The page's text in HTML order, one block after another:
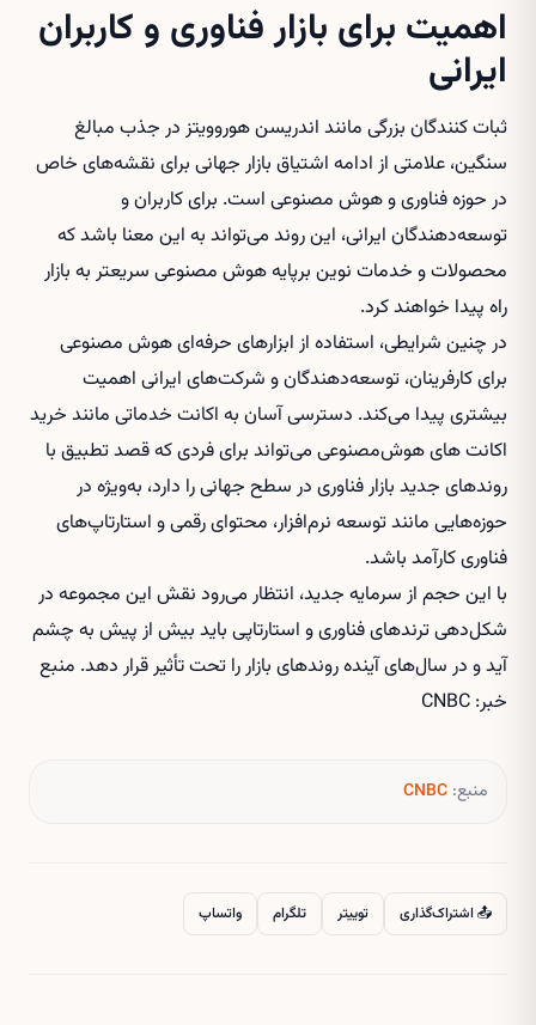
اهمیت برای بازار فناوری و کاربران
ایرانی
ثبات کنندگان بزرگی مانند اندریسن هوروویتز در جذب مبالغ
سنگین، علامتی از ادامه اشتیاق بازار جهانی برای نقشه‌های خاص
در حوزه فناوری و هوش مصنوعی است. برای کاربران و
توسعه‌دهندگان ایرانی، این روند می‌تواند به این معنا باشد که
محصولات و خدمات نوین برپایه هوش مصنوعی سریعتر به بازار
راه پیدا خواهند کرد.
در چنین شرایطی، استفاده از ابزارهای حرفه‌ای هوش مصنوعی
برای کارفرینان، توسعه‌دهندگان و شرکت‌های ایرانی اهمیت
بیشتری پیدا می‌کند. دسترسی آسان به اکانت خدماتی مانند خرید
اکانت های هوش‌مصنوعی می‌تواند برای فردی که قصد تطبیق با
روندهای جدید بازار فناوری در سطح جهانی را دارد، به‌ویژه در
حوزه‌هایی مانند توسعه نرم‌افزار، محتوای رقمی و استارتاپ‌های
فناوری کارآمد باشد.
با این حجم از سرمایه جدید، انتظار می‌رود نقش این مجموعه در
شکل‌دهی ترندهای فناوری و استارتاپی باید بیش از پیش به چشم
آید و در سال‌های آینده روندهای بازار را تحت تأثیر قرار دهد. منبع
خبر: CNBC
منبع: CNBC
📤 اشتراک‌گذاری توییتر تلگرام واتساپ